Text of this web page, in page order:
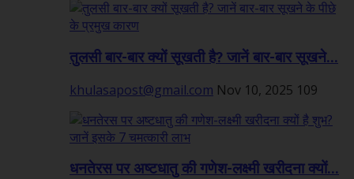
तुलसी बार-बार क्यों सूखती है? जानें बार-बार सूखने...
khulasapost@gmail.com Nov 10, 2025 109
धनतेरस पर अष्टधातु की गणेश-लक्ष्मी खरीदना क्यों...